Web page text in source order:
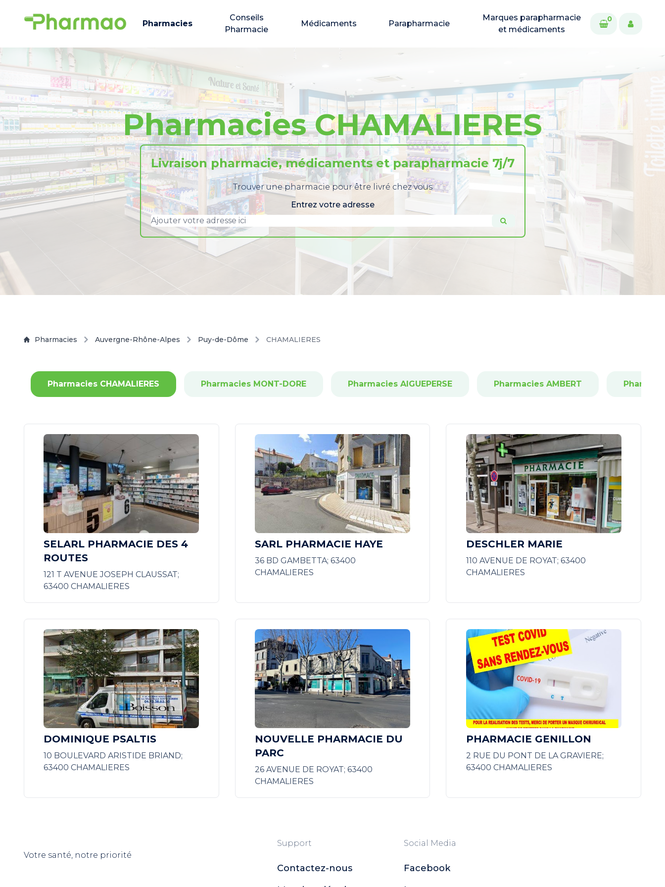
Pharmacies
Conseils
Pharmacie
Médicaments Parapharmacie
Marques parapharmacie
et médicaments
0
Pharmacies CHAMALIERES
Livraison pharmacie, médicaments et parapharmacie 7j/7
Trouver une pharmacie pour être livré chez vous
Entrez votre adresse
Pharmacies Auvergne-Rhône-Alpes Puy-de-Dôme CHAMALIERES
Pharmacies CHAMALIERES Pharmacies MONT-DORE Pharmacies AIGUEPERSE Pharmacies AMBERT
SELARL PHARMACIE DES 4
ROUTES
121 T AVENUE JOSEPH CLAUSSAT;
63400 CHAMALIERES
SARL PHARMACIE HAYE
36 BD GAMBETTA; 63400
CHAMALIERES
DESCHLER MARIE
110 AVENUE DE ROYAT; 63400
CHAMALIERES
DOMINIQUE PSALTIS
10 BOULEVARD ARISTIDE BRIAND;
63400 CHAMALIERES
NOUVELLE PHARMACIE DU
PARC
26 AVENUE DE ROYAT; 63400
CHAMALIERES
PHARMACIE GENILLON
2 RUE DU PONT DE LA GRAVIERE;
63400 CHAMALIERES
Votre santé, notre priorité
Support
Contactez-nous
Social Media
Facebook